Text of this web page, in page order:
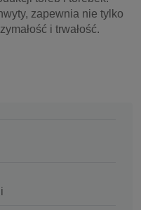
zapewnia nie tylko
i trwałość.